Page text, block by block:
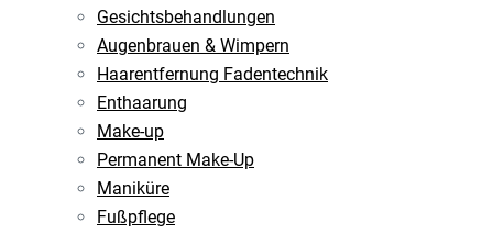
Gesichtsbehandlungen
Augenbrauen & Wimpern
Haarentfernung Fadentechnik
Enthaarung
Make-up
Permanent Make-Up
Maniküre
Fußpflege